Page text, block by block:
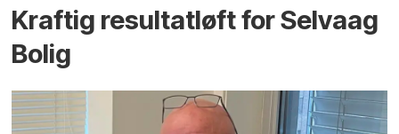
Kraftig resultatløft for Selvaag
Bolig